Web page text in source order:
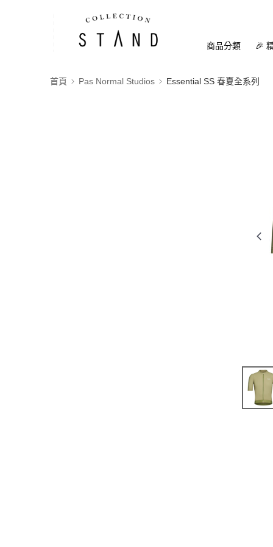
商品分類 🎉
首頁 Pas Normal Studios Essential SS 春夏全系列